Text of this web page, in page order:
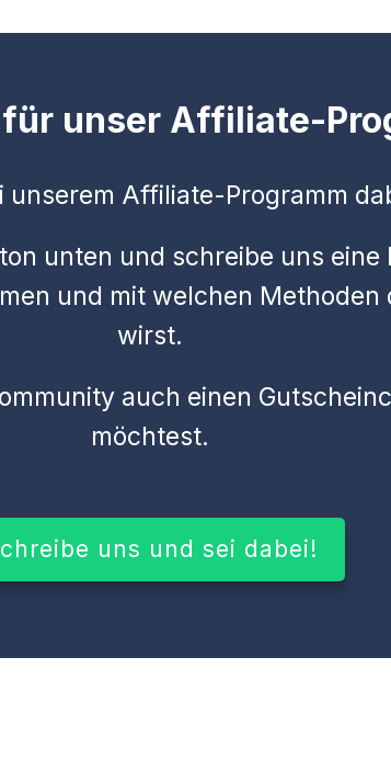
unser Affiliate-
unserem Affiliate-Programm
unten und schreibe uns eine
und mit welchen Methoden
wirst.
auch einen
möchtest.
uns und sei dabei!